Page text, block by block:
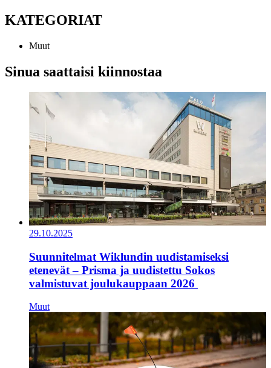
KATEGORIAT
Muut
Sinua saattaisi kiinnostaa
29.10.2025
Suunnitelmat Wiklundin uudistamiseksi
etenevät – Prisma ja uudistettu Sokos
valmistuvat joulukauppaan 2026
Muut